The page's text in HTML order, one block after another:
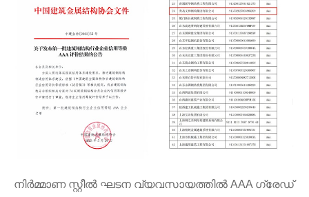
നിർമ്മാണ സ്റ്റീൽ ഘടന വ്യവസായത്തിൽ AAA ഗ്രേഡ്